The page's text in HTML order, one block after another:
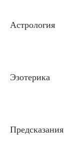
Астрология
Эзотерика
Предсказания